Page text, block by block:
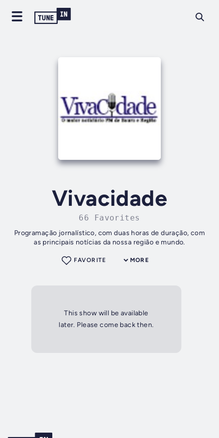
Vivacidade
66 Favorites
Programação jornalístico, com duas horas de duração, com
as principais notícias da nossa região e mundo.
MORE
FAVORITE
This show will be available
later. Please come back then.